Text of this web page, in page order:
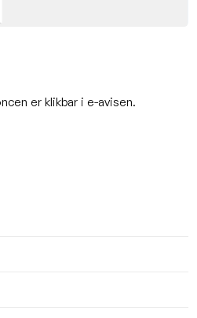
er klikbar i e-avisen.